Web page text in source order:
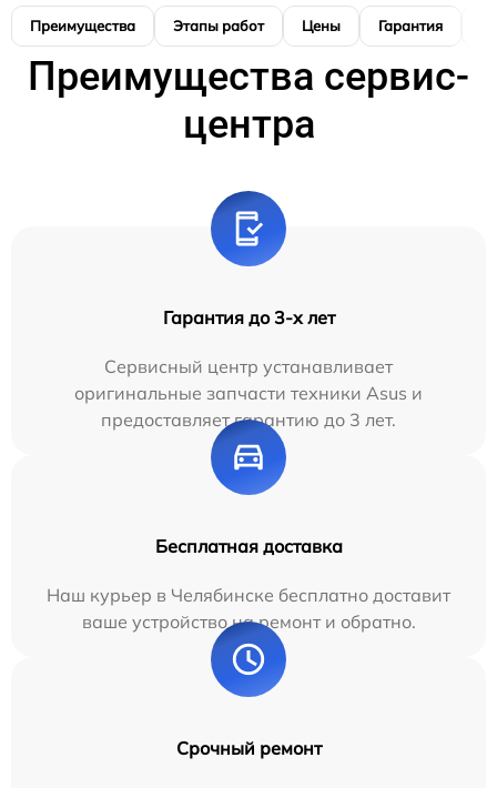
Преимущества Этапы работ Цены Гарантия
Преимущества сервис-
центра
Гарантия до 3-х лет
Сервисный центр устанавливает
оригинальные запчасти техники Asus и
предоставляет гарантию до 3 лет.
Бесплатная доставка
Наш курьер в Челябинске бесплатно доставит
ваше устройство на ремонт и обратно.
Срочный ремонт